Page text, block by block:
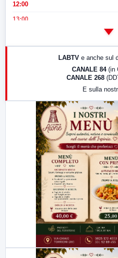
12:00
13:00
LABTV e anche sul
CANALE 84 (in
CANALE 268
E sulla